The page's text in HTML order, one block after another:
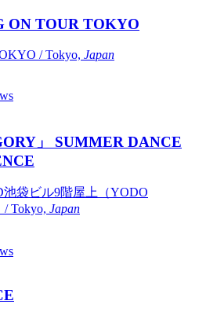
ON TOUR TOKYO
/ Tokyo, Japan
」 SUMMER DANCE
池袋ビル9階屋上（YODO
Tokyo, Japan